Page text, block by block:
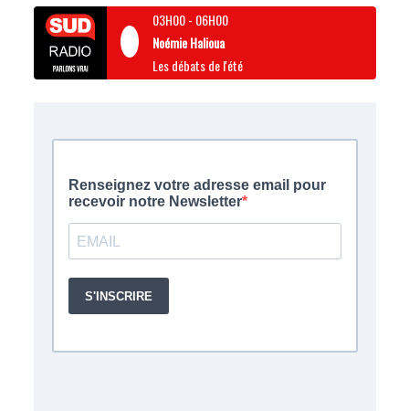
03H00- 06H00
Noémie Halioua
Les débats de l'été